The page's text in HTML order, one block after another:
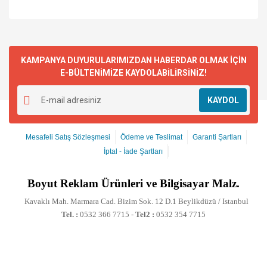
KAMPANYA DUYURULARIMIZDAN HABERDAR OLMAK İÇİN
E-BÜLTENİMİZE KAYDOLABİLİRSİNİZ!
KAYDOL
Mesafeli Satış Sözleşmesi Ödeme ve Teslimat
Garanti Şartları
İptal - İade Şartları
Boyut Reklam Ürünleri ve Bilgisayar Malz.
Kavaklı Mah. Marmara Cad. Bizim Sok. 12 D.1 Beylikdüzü / Istanbul
Tel. : 0532 366 7715 - Tel2 : 0532 354 7715